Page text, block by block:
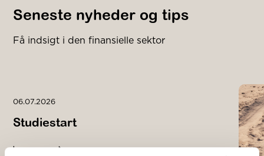
Seneste nyheder og tips
Få indsigt i den finansielle sektor
06.07.2026
Studiestart
Læs mere